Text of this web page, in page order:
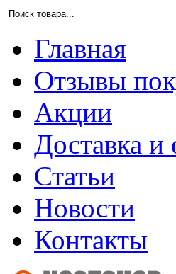
Главная
Отзывы
Акции
Доставка и
Статьи
Новости
Контакты